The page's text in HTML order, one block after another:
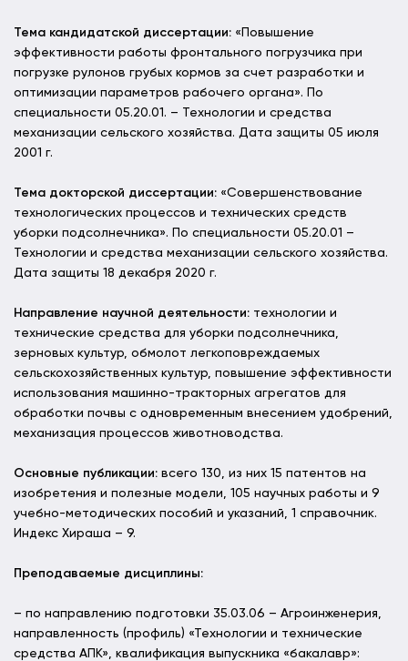
Тема кандидатской диссертации: «Повышение
эффективности работы фронтального погрузчика при
погрузке рулонов грубых кормов за счет разработки и
оптимизации параметров рабочего органа». По
специальности 05.20.01. – Технологии и средства
механизации сельского хозяйства. Дата защиты 05 июля
2001 г.
Тема докторской диссертации: «Совершенствование
технологических процессов и технических средств
уборки подсолнечника». По специальности 05.20.01 –
Технологии и средства механизации сельского хозяйства.
Дата защиты 18 декабря 2020 г.
Направление научной деятельности: технологии и
технические средства для уборки подсолнечника,
зерновых культур, обмолот легкоповреждаемых
сельскохозяйственных культур, повышение эффективности
использования машинно-тракторных агрегатов для
обработки почвы с одновременным внесением удобрений,
механизация процессов животноводства.
Основные публикации: всего 130, из них 15 патентов на
изобретения и полезные модели, 105 научных работы и 9
учебно-методических пособий и указаний, 1 справочник.
Индекс Хираша – 9.
Преподаваемые дисциплины:
– по направлению подготовки 35.03.06 – Агроинженерия,
направленность (профиль) «Технологии и технические
средства АПК», квалификация выпускника «бакалавр»: